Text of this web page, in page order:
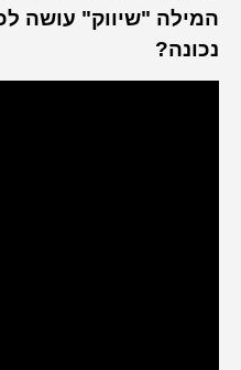
המילה "שיווק" עושה
נכונה?